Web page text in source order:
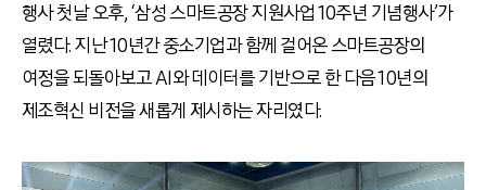
행사 첫날 오후, ‘삼성 스마트공장 지원사업 10주년 기념행사’가
열렸다. 지난 10년간 중소기업과 함께 걸어온 스마트공장의
여정을 되돌아보고 AI와 데이터를 기반으로 한 다음 10년의
제조혁신 비전을 새롭게 제시하는 자리였다.